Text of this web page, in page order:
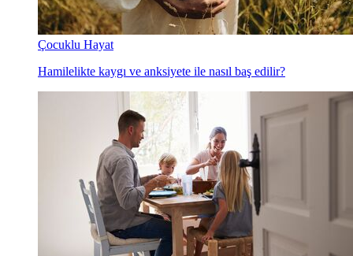
Çocuklu Hayat
Hamilelikte kaygı ve anksiyete ile nasıl baş edilir?